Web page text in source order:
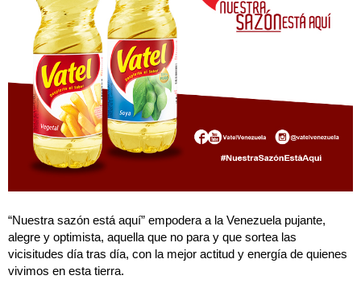
“Nuestra sazón está aquí” empodera a la Venezuela pujante,
alegre y optimista, aquella que no para y que sortea las
vicisitudes día tras día, con la mejor actitud y energía de quienes
vivimos en esta tierra.